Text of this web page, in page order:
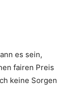
es sein,
fairen Preis
keine Sorgen